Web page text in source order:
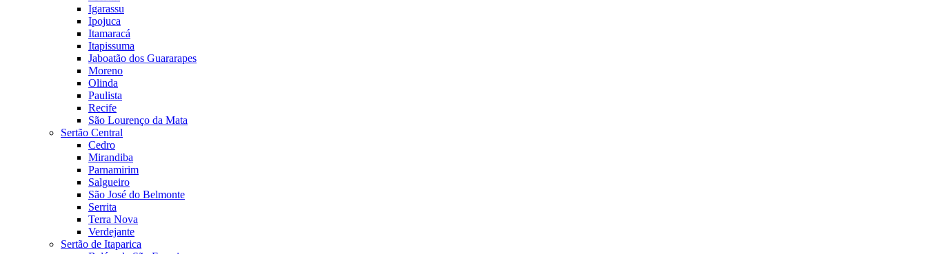
Igarassu
Ipojuca
Itamaracá
Itapissuma
Jaboatão dos Guararapes
Moreno
Olinda
Paulista
Recife
São Lourenço da Mata
Sertão Central
Cedro
Mirandiba
Parnamirim
Salgueiro
São José do Belmonte
Serrita
Terra Nova
Verdejante
Sertão de Itaparica